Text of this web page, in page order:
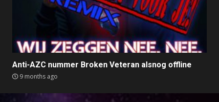
Anti-AZC nummer Broken Veteran alsnog offline
9 months ago